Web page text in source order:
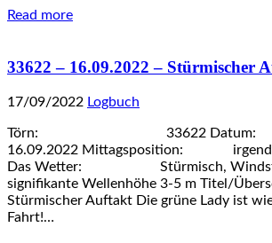
Read more
33622 – 16.09.2022 – Stürmischer
17/09/2022 Logbuch
Törn: 33622
16.09.2022 Mittagsposition:
Das Wetter: Stürmisch,
signifikante Wellenhöhe 3-5 m Titel/
Stürmischer Auftakt Die grüne Lady ist
Fahrt!…